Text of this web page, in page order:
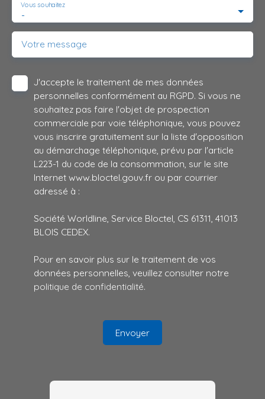
-
Vous souhaitez
Votre message
J'accepte le traitement de mes données
personnelles conformément au RGPD. Si vous ne
souhaitez pas faire l'objet de prospection
commerciale par voie téléphonique, vous pouvez
vous inscrire gratuitement sur la liste d'opposition
au démarchage téléphonique, prévu par l'article
L223-1 du code de la consommation, sur le site
Internet www.bloctel.gouv.fr ou par courrier
adressé à :
Société Worldline, Service Bloctel, CS 61311, 41013
BLOIS CEDEX.
Pour en savoir plus sur le traitement de vos
données personnelles, veuillez consulter notre
politique de confidentialité.
Envoyer